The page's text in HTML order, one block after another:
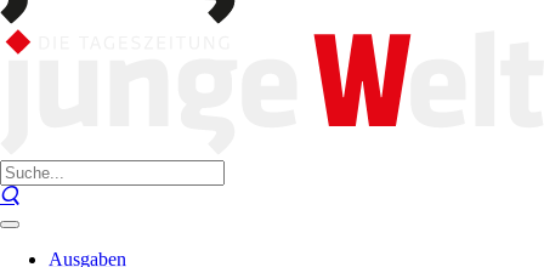
Ausgaben